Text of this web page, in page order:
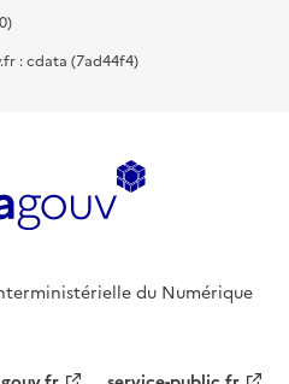
: cdata (7ad44f4)
du Numérique